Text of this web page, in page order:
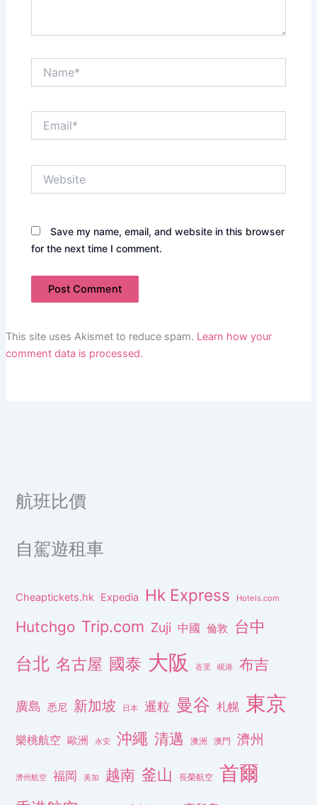
Save my name, email, and website in this browser
for the next time I comment.
This site uses Akismet to reduce spam. Learn how your
comment data is processed.
航班比價
自駕遊租車
Cheaptickets.hk Expedia Hk Express Hotels.com
Hutchgo Trip.com Zuji 中國 倫敦 台中
台北 名古屋 國泰 大阪 峇里 峴港 布吉
廣島 悉尼 新加坡 日本 暹粒 曼谷 札幌 東京
樂桃航空 歐洲 永安 沖繩 清邁 澳洲 澳門 濟州
濟州航空 福岡 美加 越南 釜山 長榮航空 首爾